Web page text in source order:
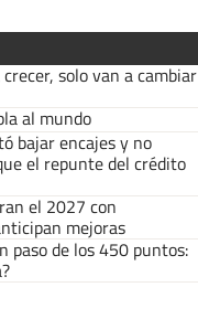
solo van a cambiar
al mundo
bajar encajes y no
el repunte del crédito
el 2027 con
mejoras
paso de los 450 puntos: